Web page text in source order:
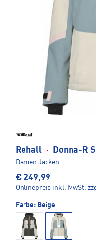
Rehall · Donna-R
Damen Jacken
€ 249,99
Onlinepreis inkl. MwSt.
Farbe: Beige